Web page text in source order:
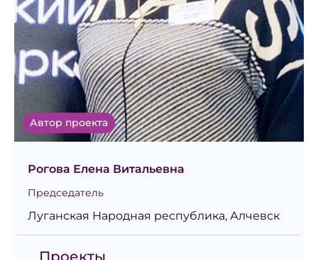
Автор проекта
Рогова Елена Витальевна
Председатель
Луганская Народная республика, Алчевск